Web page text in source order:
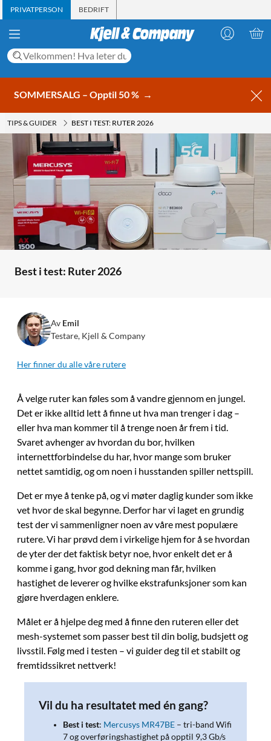
PRIVATPERSON BEDRIFT
SOMMERSALG – Opptil 50 % →
TIPS & GUIDER BEST I TEST: RUTER 2026
Best i test: Ruter 2026
Av Emil
Testare, Kjell & Company
Her finner du alle våre rutere
Å velge ruter kan føles som å vandre gjennom en jungel.
Det er ikke alltid lett å finne ut hva man trenger i dag –
eller hva man kommer til å trenge noen år frem i tid.
Svaret avhenger av hvordan du bor, hvilken
internettforbindelse du har, hvor mange som bruker
nettet samtidig, og om noen i husstanden spiller nettspill.
Det er mye å tenke på, og vi møter daglig kunder som ikke
vet hvor de skal begynne. Derfor har vi laget en grundig
test der vi sammenligner noen av våre mest populære
rutere. Vi har prøvd dem i virkelige hjem for å se hvordan
de yter der det faktisk betyr noe, hvor enkelt det er å
komme i gang, hvor god dekning man får, hvilken
hastighet de leverer og hvilke ekstrafunksjoner som kan
gjøre hverdagen enklere.
Målet er å hjelpe deg med å finne den ruteren eller det
mesh-systemet som passer best til din bolig, budsjett og
livsstil. Følg med i testen – vi guider deg til et stabilt og
fremtidssikret nettverk!
Vil du ha resultatet med én gang?
Best i test: Mercusys MR47BE – tri-band Wifi
7 og overføringshastighet på opptil 9,3 Gb/s